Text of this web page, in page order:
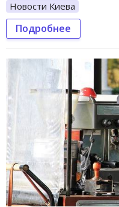
Новости Киева
Подробнее